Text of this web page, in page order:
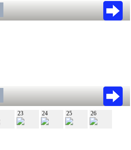
23 24 25 26